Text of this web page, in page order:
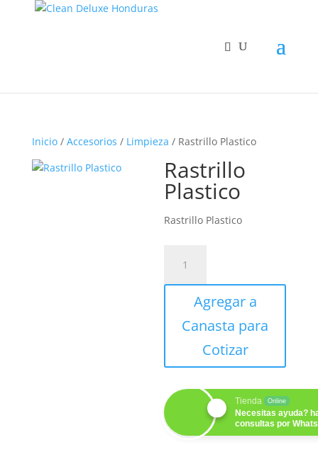
Inicio/ Accesorios / Limpieza / Rastrillo Plastico
Rastrillo
Plastico
Rastrillo Plastico
Plastico
cantidad
Agregar a
Canasta para
Cotizar
Tienda Online
Necesitas ayuda?
consultas por